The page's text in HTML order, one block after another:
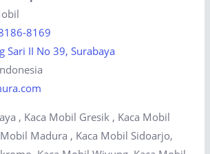
8169
Sari II No 39, Surabaya
, Kaca Mobil Gresik , Kaca Mobil
Madura , Kaca Mobil Sidoarjo,